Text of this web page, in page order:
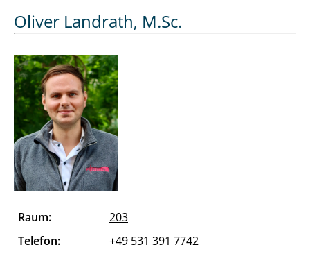
Cziumplik David
Dubowik Alexander
Düe Alexandra
Eickelmann Jens
Essers Julien
Farshadi Abdolhamid
Ferk Merle
Oliver Landrath, M.Sc.
Raum:
203
Telefon:
+49 531 391 7742